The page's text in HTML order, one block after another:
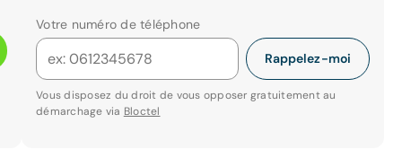
Votre numéro de téléphone
Rappelez-moi
Vous disposez du droit de vous opposer gratuitement au
démarchage via Bloctel